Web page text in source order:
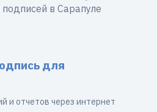
в Сарапуле
для
и отчетов через интернет